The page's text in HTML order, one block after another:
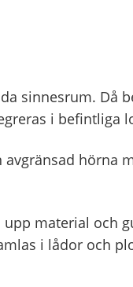
sinnesrum. Då
i befintliga
hörna
material och
i lådor och